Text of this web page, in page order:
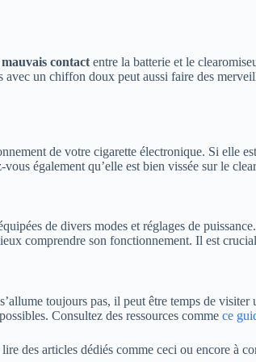
mauvais contact entre la batterie et le
un chiffon doux peut aussi faire des
de votre cigarette électronique. Si elle
vous également qu’elle est bien vissée sur le
de divers modes et réglages de
comprendre son fonctionnement. Il est
toujours pas, il peut être temps de visiter
Consultez des ressources comme ce
des articles dédiés comme ceci ou encore à